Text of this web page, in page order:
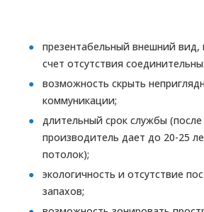
презентабельный внешний вид,
счет отсутствия
возможность скрыть
коммуникации;
длительный срок службы (после
производитель дает до 20-25
потолок);
экологичность и отсутствие
запахов;